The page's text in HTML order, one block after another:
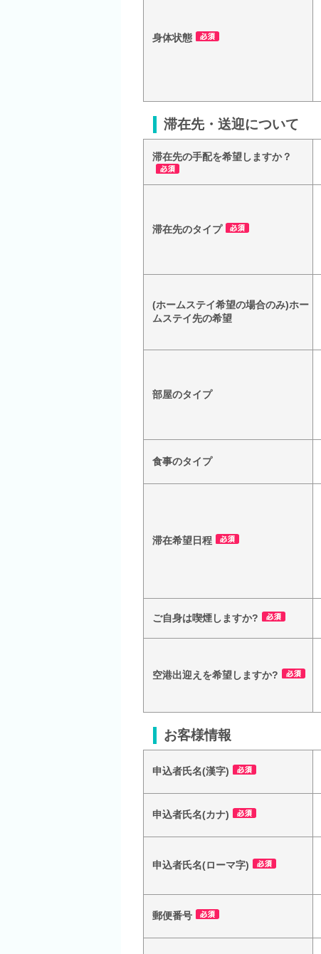
身体状態
滞在先・送迎について
滞在先の手配を希望しますか？
滞在先のタイプ
(ホームステイ希望の場合のみ)ホー
ムステイ先の希望
部屋のタイプ
食事のタイプ
滞在希望日程
ご自身は喫煙しますか?
空港出迎えを希望しますか?
お客様情報
申込者氏名(漢字)
申込者氏名(カナ)
申込者氏名(ローマ字)
郵便番号